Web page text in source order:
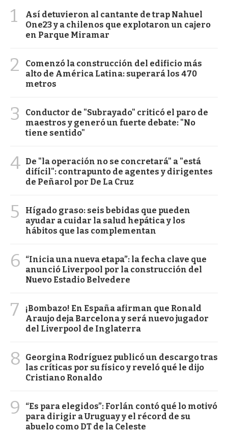
1
Así detuvieron al cantante de trap Nahuel
One23 y a chilenos que explotaron un cajero
en Parque Miramar
2
Comenzó la construcción del edificio más
alto de América Latina: superará los 470
metros
3
Conductor de "Subrayado" criticó el paro de
maestros y generó un fuerte debate: "No
tiene sentido"
4 De "la operación no se concretará" a "está
difícil": contrapunto de agentes y dirigentes
de Peñarol por De La Cruz
5
Hígado graso: seis bebidas que pueden
ayudar a cuidar la salud hepática y los
hábitos que las complementan
6
“Inicia una nueva etapa”: la fecha clave que
anunció Liverpool por la construcción del
Nuevo Estadio Belvedere
7
¡Bombazo! En España afirman que Ronald
Araujo deja Barcelona y será nuevo jugador
del Liverpool de Inglaterra
8
Georgina Rodríguez publicó un descargo tras
las críticas por su físico y reveló qué le dijo
Cristiano Ronaldo
9
“Es para elegidos”: Forlán contó qué lo motivó
para dirigir a Uruguay y el récord de su
abuelo como DT de la Celeste